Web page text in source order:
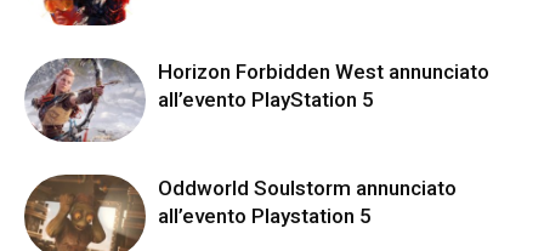
Horizon Forbidden West annunciato
all’evento PlayStation 5
Oddworld Soulstorm annunciato
all’evento Playstation 5